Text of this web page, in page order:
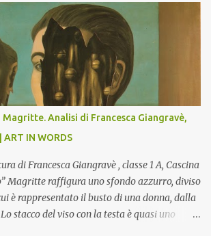
Magritte. Analisi di Francesca Giangravè,
ART IN WORDS
di Francesca Giangravè , classe 1 A, Cascina
Magritte raffigura uno sfondo azzurro, diviso
è rappresentato il busto di una donna, dalla
stacco del viso con la testa è quasi uno